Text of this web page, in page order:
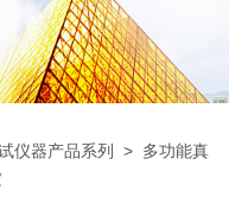
仪器产品系列 > 多功能真